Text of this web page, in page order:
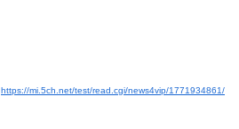
https://mi.5ch.net/test/read.cgi/news4vip/1771934861/